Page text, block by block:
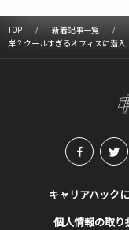
TOP 新着記事一覧
岸？クールすぎるオフィスに潜入
キャリアハック
個人情報の取り